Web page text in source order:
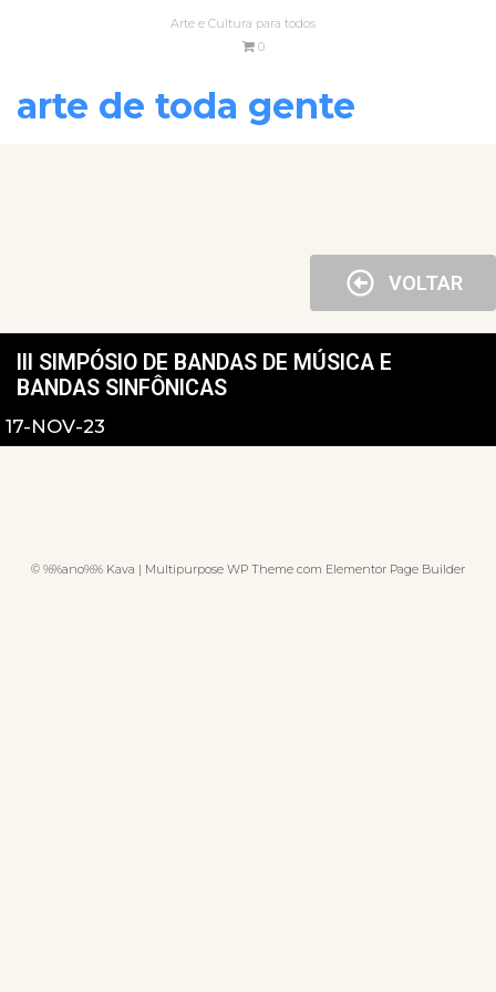
Arte e Cultura para todos
0
arte de toda gente
VOLTAR
III SIMPÓSIO DE BANDAS DE MÚSICA E
BANDAS SINFÔNICAS
17-NOV-23
© %%ano%% Kava | Multipurpose WP Theme com Elementor Page Builder